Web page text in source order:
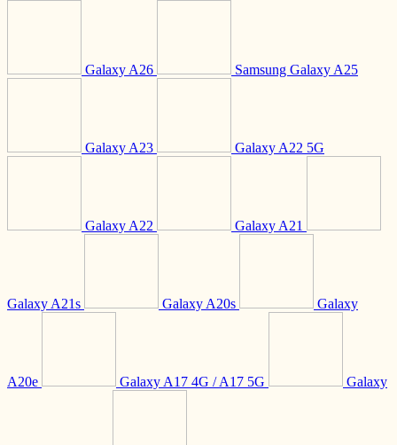
Galaxy A26 Samsung Galaxy A25
Galaxy A23 Galaxy A22 5G
Galaxy A22 Galaxy A21
Galaxy A21s Galaxy A20s Galaxy
A20e Galaxy A17 4G / A17 5G Galaxy